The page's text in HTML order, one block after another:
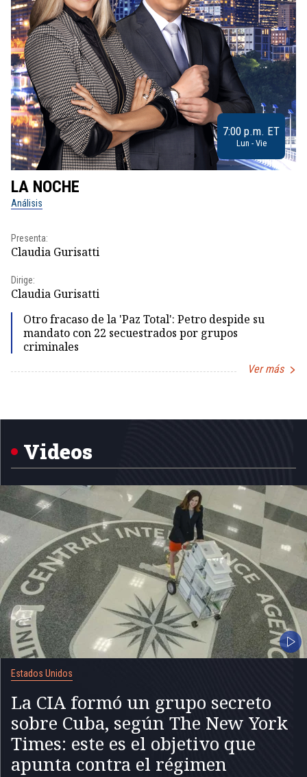
7:00 p.m. ET
Lun - Vie
LA NOCHE
Análisis
Presenta:
Claudia Gurisatti
Dirige:
Claudia Gurisatti
Otro fracaso de la 'Paz Total': Petro despide su
mandato con 22 secuestrados por grupos
criminales
Ver más
5
Videos
Estados Unidos
La CIA formó un grupo secreto
sobre Cuba, según The New York
Times: este es el objetivo que
apunta contra el régimen